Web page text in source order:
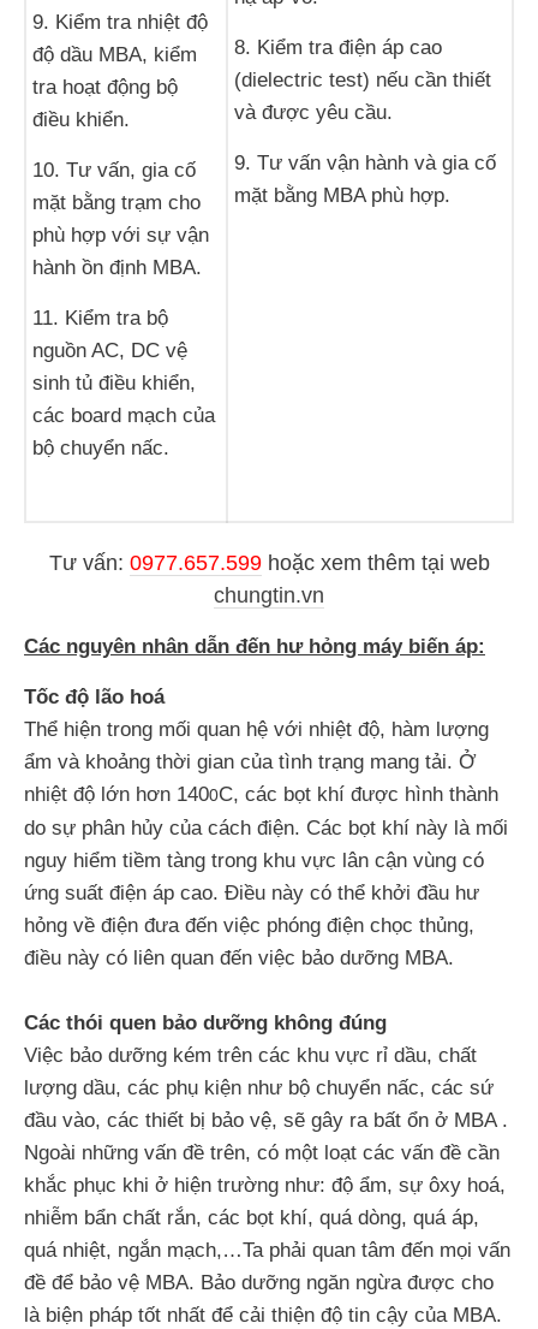
9. Kiểm tra nhiệt độ
độ dầu MBA, kiểm
tra hoạt động bộ
điều khiển.
10. Tư vấn, gia cố
mặt bằng trạm cho
phù hợp với sự vận
hành ồn định MBA.
11. Kiểm tra bộ
nguồn AC, DC vệ
sinh tủ điều khiển,
các board mạch của
bộ chuyển nấc.
8. Kiểm tra điện áp cao
(dielectric test) nếu cần thiết
và được yêu cầu.
9. Tư vấn vận hành và gia cố
mặt bằng MBA phù hợp.
Tư vấn: 0977.657.599hoặc xem thêm tại web
chungtin.vn
Các nguyên nhân dẫn đến hư hỏng máy biến áp:
Tốc độ lão hoá
Thể hiện trong mối quan hệ với nhiệt độ, hàm lượng
ẩm và khoảng thời gian của tình trạng mang tải. Ở
nhiệt độ lớn hơn 1400C, các bọt khí được hình thành
do sự phân hủy của cách điện. Các bọt khí này là mối
nguy hiểm tiềm tàng trong khu vực lân cận vùng có
ứng suất điện áp cao. Điều này có thể khởi đầu hư
hỏng về điện đưa đến việc phóng điện chọc thủng,
điều này có liên quan đến việc bảo dưỡng MBA.
Các thói quen bảo dưỡng không đúng
Việc bảo dưỡng kém trên các khu vực rỉ dầu, chất
lượng dầu, các phụ kiện như bộ chuyển nấc, các sứ
đầu vào, các thiết bị bảo vệ, sẽ gây ra bất ổn ở MBA .
Ngoài những vấn đề trên, có một loạt các vấn đề cần
khắc phục khi ở hiện trường như: độ ẩm, sự ôxy hoá,
nhiễm bẩn chất rắn, các bọt khí, quá dòng, quá áp,
quá nhiệt, ngắn mạch,…Ta phải quan tâm đến mọi vấn
đề để bảo vệ MBA. Bảo dưỡng ngăn ngừa được cho
là biện pháp tốt nhất để cải thiện độ tin cậy của MBA.